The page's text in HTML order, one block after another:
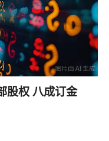
股权 八成订金